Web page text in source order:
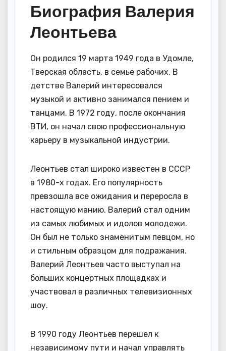
Биография Валерия
Леонтьева
Он родился 19 марта 1949 года в Удомле,
Тверская область, в семье рабочих. В
детстве Валерий интересовался
музыкой и активно занимался пением и
танцами. В 1972 году, после окончания
ВТИ, он начал свою профессиональную
карьеру в музыкальной индустрии.
Леонтьев стал широко известен в СССР
в 1980-х годах. Его популярность
превзошла все ожидания и переросла в
настоящую манию. Валерий стал одним
из самых любимых и идолов молодежи.
Он был не только знаменитым певцом, но
и стильным образцом для подражания.
Валерий Леонтьев часто выступал на
больших концертных площадках и
участвовал в различных телевизионных
шоу.
В 1990 году Леонтьев перешел к
независимому пути и начал управлять